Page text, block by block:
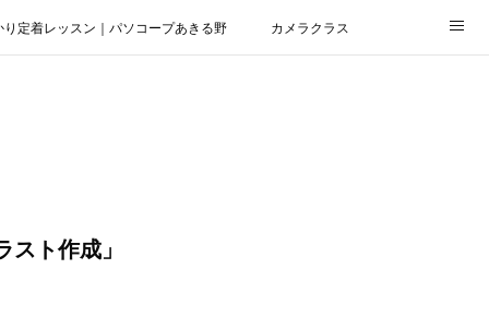
り定着レッスン｜パソコープあきる野 カメラクラス
ト作成」